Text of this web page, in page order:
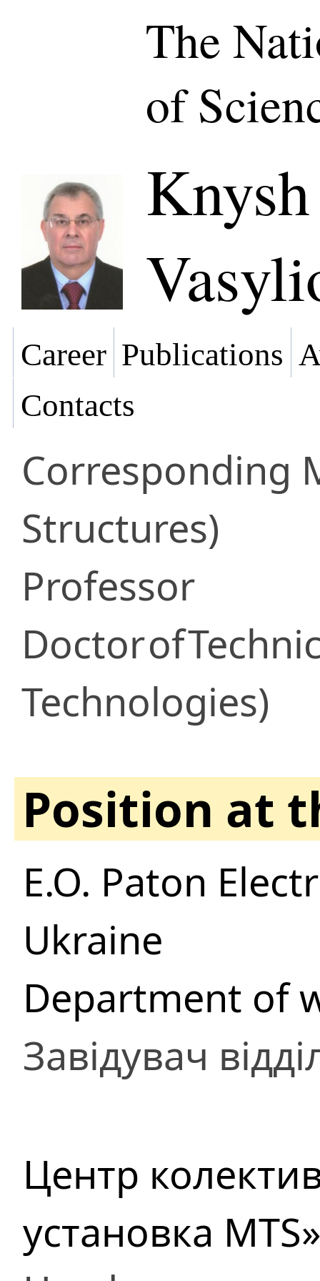
The
of
Career Publications
Contacts
Corresponding
Structures)
Professor
Doctorof
Technologies)
Position at
E.O. Paton
Ukraine
Department of
Завідувач
Центр
установка